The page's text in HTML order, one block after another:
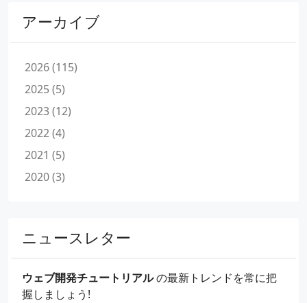
アーカイブ
2026 (115)
2025 (5)
2023 (12)
2022 (4)
2021 (5)
2020 (3)
ニュースレター
ウェブ開発チュートリアルの最新トレンドを常に把
握しましょう!